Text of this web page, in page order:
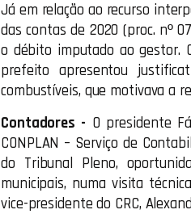
Já em relação ao recurso
das contas de 2020 (proc. nº
o débito imputado ao gestor.
prefeito apresentou
combustíveis, que motivava a
Contadores - O presidente
CONPLAN – Serviço de
do Tribunal Pleno,
municipais, numa visita
vice-presidente do CRC,